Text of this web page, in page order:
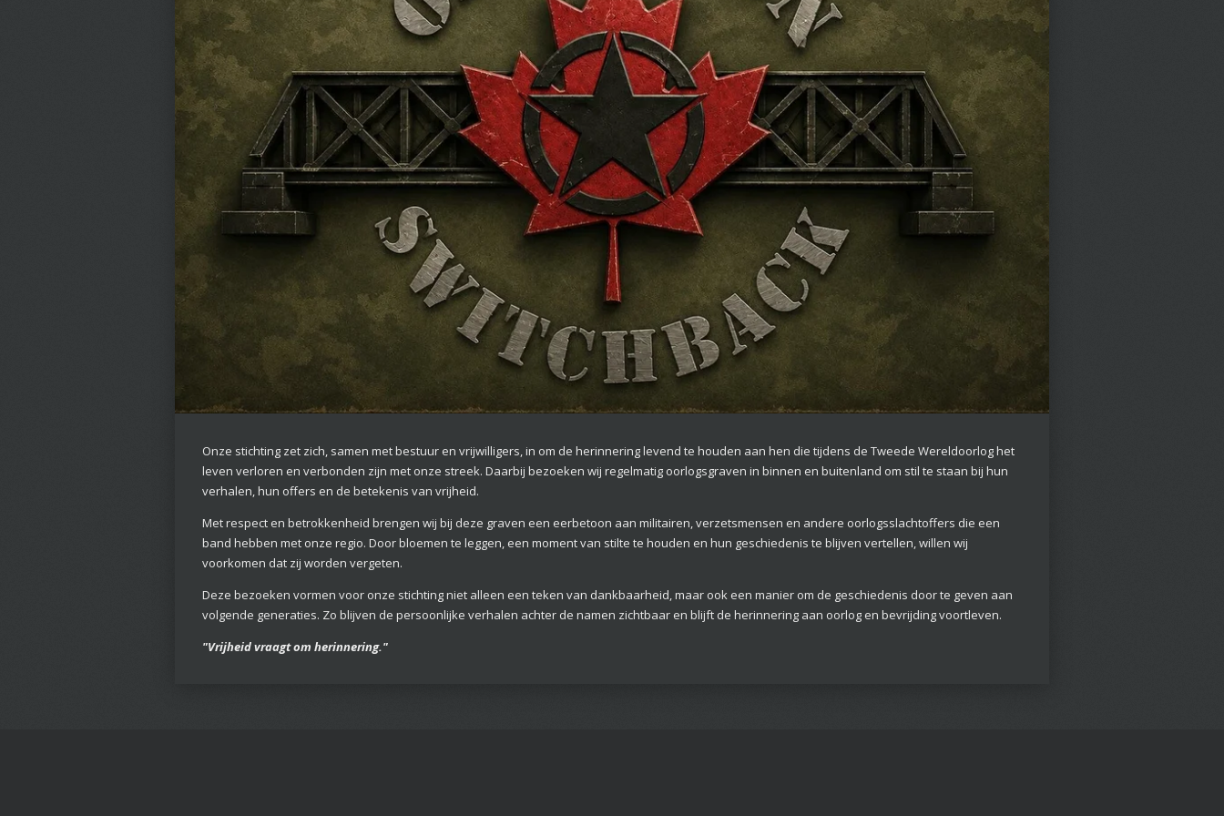
Onze stichting zet zich, samen met bestuur en vrijwilligers, in om de herinnering levend te houden aan hen die tijdens de Tweede Wereldoorlog het
leven verloren en verbonden zijn met onze streek. Daarbij bezoeken wij regelmatig oorlogsgraven in binnen en buitenland om stil te staan bij hun
verhalen, hun offers en de betekenis van vrijheid.
Met respect en betrokkenheid brengen wij bij deze graven een eerbetoon aan militairen, verzetsmensen en andere oorlogsslachtoffers die een
band hebben met onze regio. Door bloemen te leggen, een moment van stilte te houden en hun geschiedenis te blijven vertellen, willen wij
voorkomen dat zij worden vergeten.
Deze bezoeken vormen voor onze stichting niet alleen een teken van dankbaarheid, maar ook een manier om de geschiedenis door te geven aan
volgende generaties. Zo blijven de persoonlijke verhalen achter de namen zichtbaar en blijft de herinnering aan oorlog en bevrijding voortleven.
"Vrijheid vraagt om herinnering."